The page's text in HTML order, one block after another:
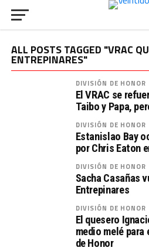
ALL POSTS TAGGED "VRAC
ENTREPINARES"
DIVISIÓN DE HONOR
El VRAC se
Taibo y Papa,
DIVISIÓN DE HONOR
Estanislao Bay
por Chris Eaton
DIVISIÓN DE HONOR
Sacha Casañas
Entrepinares
DIVISIÓN DE HONOR
El quesero
medio melé
de Honor